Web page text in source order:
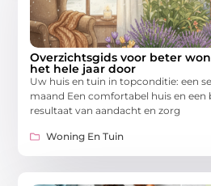
Overzichtsgids voor beter
het hele jaar door
Uw huis en tuin in topconditie: een
maand Een comfortabel huis en een
resultaat van aandacht en zorg
Woning En Tuin